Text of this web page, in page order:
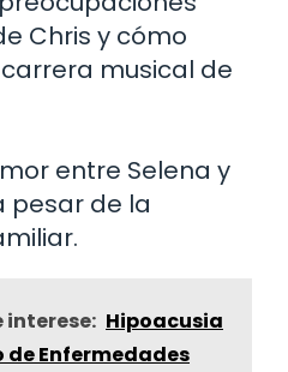
Chris y cómo
musical de
entre Selena y
pesar de la
interese: Hipoacusia
de Enfermedades